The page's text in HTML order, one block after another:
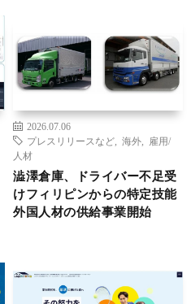
2026.07.06
プレスリリースなど
海外
雇用/
人材
澁澤倉庫、ドライバー不足受
けフィリピンからの特定技能
外国人材の供給事業開始